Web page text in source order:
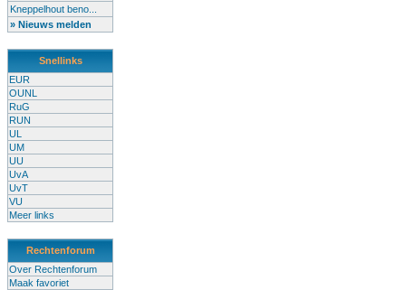
Kneppelhout beno...
» Nieuws melden
Snellinks
EUR
OUNL
RuG
RUN
UL
UM
UU
UvA
UvT
VU
Meer links
Rechtenforum
Over Rechtenforum
Maak favoriet